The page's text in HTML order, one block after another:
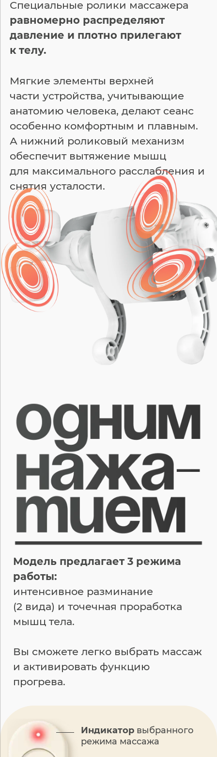
Специальные ролики массажера
равномерно распределяют
давление и плотно прилегают
к телу.
Мягкие элементы верхней
части устройства,учитывающие
анатомию человека, делают сеанс
особенно комфортным и плавным.
А нижний роликовый механизм
обеспечит вытяжение мышц
для максимального расслабления и
снятия усталости.
Индикатор выбранного
режима массажа
Модель предлагает 3 режима
работы:
интенсивное разминание
(2 вида) и точечная проработка
мышц тела.
Вы сможете легко выбрать массаж
и активировать функцию
прогрева.